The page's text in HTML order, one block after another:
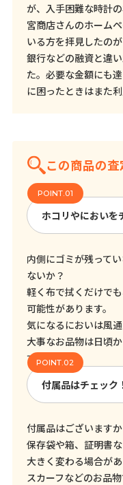
が、入手困難な時計
宮商店さんのホーム
いる方を拝見したの
銀行などの融資と違
た。必要な金額にも
に困ったときはまた
この商品の
ホコリやにおいを
内側にゴミが残って
ないか？
軽く布で拭くだけで
可能性があります。
気になるにおいは風
大事なお品物は日頃
す！
付属品はチェック
付属品はございますか
保存袋や箱、証明書
大きく変わる場合があ
スカーフなどのお品